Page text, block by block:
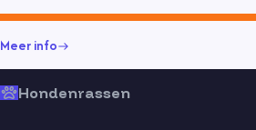
Meer info
Hondenrassen